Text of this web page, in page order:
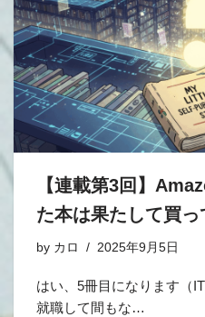
【連載第3回】
た本は果たして買っ
by カロ 2025年9月5日
はい、5冊目になります（
就職して間もな…